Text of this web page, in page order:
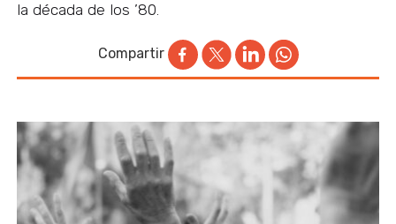
la década de los ’80.
Compartir